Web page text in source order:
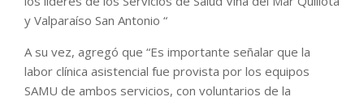
y Valparaíso San Antonio “
A su vez, agregó que “Es importante señalar que la
labor clínica asistencial fue provista por los equipos
SAMU de ambos servicios, con voluntarios de la